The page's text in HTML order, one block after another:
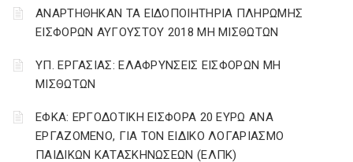
ΑΝΑΡΤΗΘΗΚΑΝ ΤΑ ΕΙΔΟΠΟΙΗΤΗΡΙΑ ΠΛΗΡΩΜΗΣ
ΕΙΣΦΟΡΩΝ ΑΥΓΟΥΣΤΟΥ 2018 ΜΗ ΜΙΣΘΩΤΩΝ
ΥΠ. ΕΡΓΑΣΙΑΣ: ΕΛΑΦΡΥΝΣΕΙΣ ΕΙΣΦΟΡΩΝ ΜΗ
ΜΙΣΘΩΤΩΝ
ΕΦΚΑ: ΕΡΓΟΔΟΤΙΚΗ ΕΙΣΦΟΡΑ 20 ΕΥΡΩ ΑΝΑ
ΕΡΓΑΖΟΜΕΝΟ, ΓΙΑ ΤΟΝ ΕΙΔΙΚΟ ΛΟΓΑΡΙΑΣΜΟ
ΠΑΙΔΙΚΩΝ ΚΑΤΑΣΚΗΝΩΣΕΩΝ (ΕΛΠΚ)